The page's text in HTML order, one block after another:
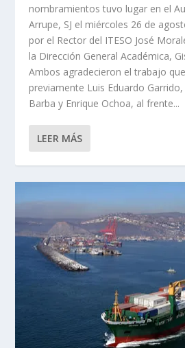
nombramientos tuvo lugar en el
Arrupe, SJ el miércoles 26 de
por el Rector del ITESO José
la Dirección General Académica,
Ambos agradecieron el trabajo
previamente Luis Eduardo
Barba y Enrique Ochoa, al frente...
LEER MÁS